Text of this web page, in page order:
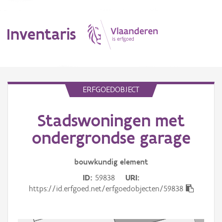
Inventaris
Erfgoedobject
Aanduidingsobject
ERFGOEDOBJECT
Stadswoningen met
ondergrondse garage
bouwkundig element
ID 59838
URI
https://id.erfgoed.net/erfgoedobjecten/59838